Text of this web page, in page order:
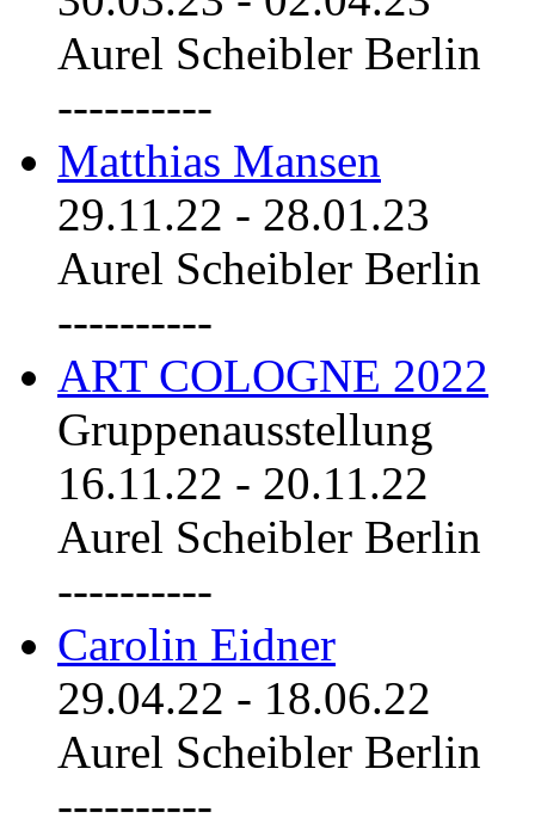
Aurel Scheibler Berlin
----------
Matthias Mansen
29.11.22 - 28.01.23
Aurel Scheibler Berlin
----------
ART COLOGNE 2022
Gruppenausstellung
16.11.22 - 20.11.22
Aurel Scheibler Berlin
----------
Carolin Eidner
29.04.22 - 18.06.22
Aurel Scheibler Berlin
----------